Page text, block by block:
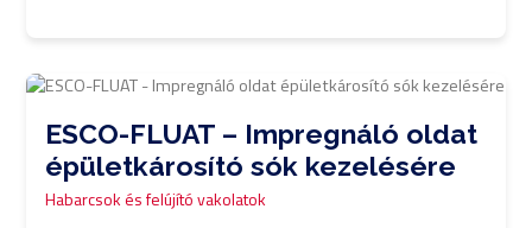
ESCO-FLUAT – Impregnáló oldat
épületkárosító sók kezelésére
Habarcsok és felújító vakolatok